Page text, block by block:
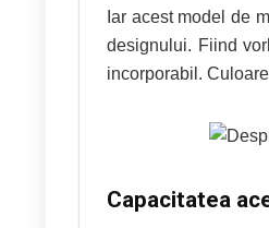
Iar acest model de
designului. Fiind
incorporabil.
Capacitatea